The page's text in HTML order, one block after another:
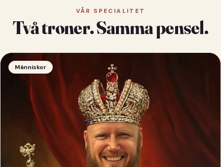
VÅR SPECIALITET
Två troner. Samma pensel.
Människor